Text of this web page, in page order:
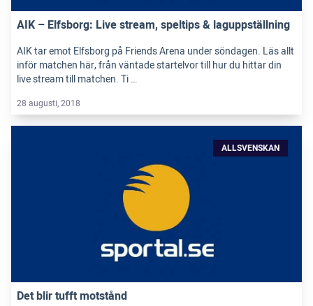
AIK – Elfsborg: Live stream, speltips & laguppställning
AIK tar emot Elfsborg på Friends Arena under söndagen. Läs allt
inför matchen här, från väntade startelvor till hur du hittar din
live stream till matchen. Ti …
28 augusti, 2018
ALLSVENSKAN
Det blir tufft motstånd